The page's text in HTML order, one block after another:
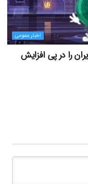
اخبار عمومی
با ایران را در پی افزایش